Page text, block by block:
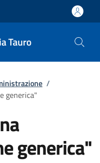
Tauro
/
generica"
generica"